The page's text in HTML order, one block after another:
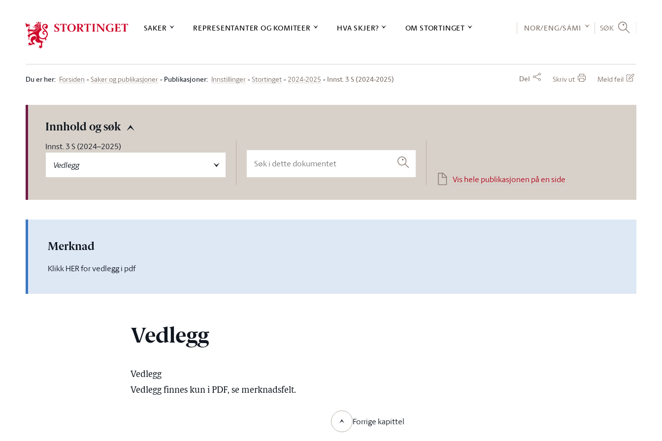
SAKER REPRESENTANTER OG KOMITEER HVA SKJER? OM STORTINGET NOR/ENG/SÁMI SØK
Du er her: Forsiden Saker og publikasjoner Publikasjoner: Innstillinger Stortinget 2024-2025 Innst. 3 S (2024-2025) Del Skriv ut Meld feil
Innhold og søk
Innst. 3 S (2024–2025)
Vedlegg
Søk
Vis hele publikasjonen på en side
Merknad
Klikk HER for vedlegg i pdf
Vedlegg
Vedlegg
Vedlegg finnes kun i PDF, se merknadsfelt.
Forrige kapittel